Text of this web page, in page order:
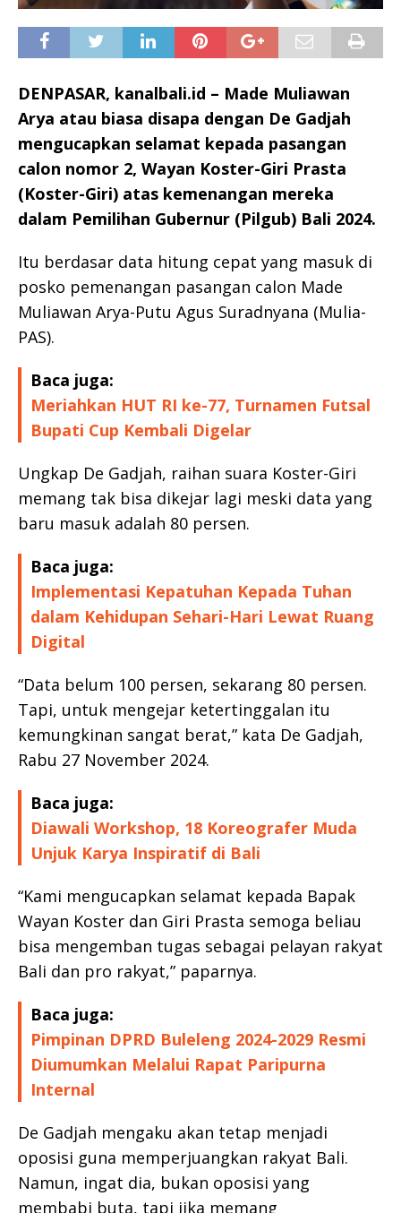
DENPASAR, kanalbali.id – Made Muliawan
Arya atau biasa disapa dengan De Gadjah
mengucapkan selamat kepada pasangan
calon nomor 2, Wayan Koster-Giri Prasta
(Koster-Giri) atas kemenangan mereka
dalam Pemilihan Gubernur (Pilgub) Bali 2024.
Itu berdasar data hitung cepat yang masuk di
posko pemenangan pasangan calon Made
Muliawan Arya-Putu Agus Suradnyana (Mulia-
PAS).
Baca juga:
Meriahkan HUT RI ke-77, Turnamen Futsal
Bupati Cup Kembali Digelar
Ungkap De Gadjah, raihan suara Koster-Giri
memang tak bisa dikejar lagi meski data yang
baru masuk adalah 80 persen.
Baca juga:
Implementasi Kepatuhan Kepada Tuhan
dalam Kehidupan Sehari-Hari Lewat Ruang
Digital
“Data belum 100 persen, sekarang 80 persen.
Tapi, untuk mengejar ketertinggalan itu
kemungkinan sangat berat,” kata De Gadjah,
Rabu 27 November 2024.
Baca juga:
Diawali Workshop, 18 Koreografer Muda
Unjuk Karya Inspiratif di Bali
“Kami mengucapkan selamat kepada Bapak
Wayan Koster dan Giri Prasta semoga beliau
bisa mengemban tugas sebagai pelayan rakyat
Bali dan pro rakyat,” paparnya.
Baca juga:
Pimpinan DPRD Buleleng 2024-2029 Resmi
Diumumkan Melalui Rapat Paripurna
Internal
De Gadjah mengaku akan tetap menjadi
oposisi guna memperjuangkan rakyat Bali.
Namun, ingat dia, bukan oposisi yang
membabi buta, tapi jika memang